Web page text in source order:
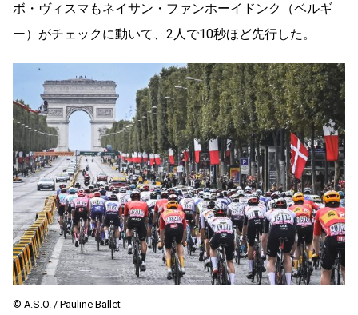
ボ・ヴィスマもネイサン・ファンホーイドンク（ベルギ
ー）がチェックに動いて、2人で10秒ほど先行した。
©︎ A.S.O. / Pauline Ballet